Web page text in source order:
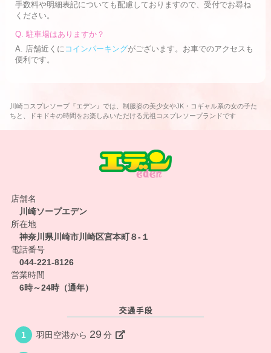
手数料や明細表記についても配慮しておりますので、受付でお尋ね
ください。
Q. 駐車場はありますか？
A. 店舗近くに コインパーキングがございます。お車でのアクセスも
便利です。
川崎コスプレソープ『エデン』では、制服姿の美少女やJK・コギャル系の女の子た
ちと、ドキドキの時間をお楽しみいただける元祖コスプレソープランドです
店舗名
川崎ソープエデン
所在地
神奈川県川崎市川崎区宮本町８-１
電話番号
044-221-8126
営業時間
6時～24時（通年）
交通手段
1 羽田空港から 29 分